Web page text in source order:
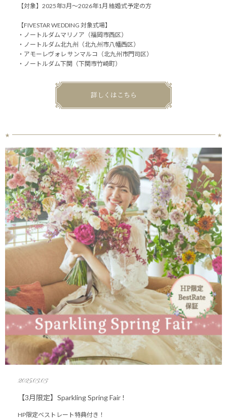
【対象】2025年3月～2026年1月 結婚式予定の方
【FIVESTAR WEDDING 対象式場】
・ノートルダムマリノア（福岡市西区）
・ノートルダム北九州（北九州市八幡西区）
・アモーレヴォレ サンマルコ（北九州市門司区）
・ノートルダム下関（下関市竹崎町）
詳しくはこちら
2025.03.03
【3月限定】Sparkling Spring Fair !
HP限定ベストレート特典付き！